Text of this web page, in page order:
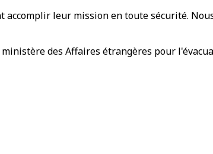
leur mission en toute sécurité.
des Affaires étrangères pour